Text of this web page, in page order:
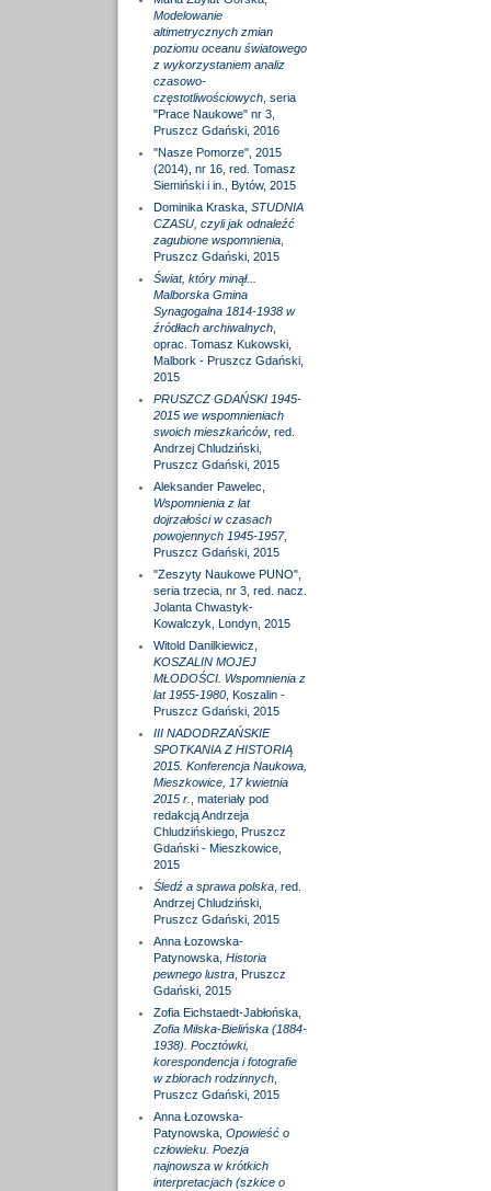
Modelowanie
altimetrycznych zmian
poziomu oceanu światowego
z wykorzystaniem analiz
czasowo-
częstotliwościowych, seria
"Prace Naukowe" nr 3,
Pruszcz Gdański, 2016
"Nasze Pomorze", 2015
(2014), nr 16, red. Tomasz
Siemiński i in., Bytów, 2015
Dominika Kraska, STUDNIA
CZASU, czyli jak odnaleźć
zagubione wspomnienia,
Pruszcz Gdański, 2015
Świat, który minął...
Malborska Gmina
Synagogalna 1814-1938 w
źródłach archiwalnych,
oprac. Tomasz Kukowski,
Malbork - Pruszcz Gdański,
2015
PRUSZCZ GDAŃSKI 1945-
2015 we wspomnieniach
swoich mieszkańców, red.
Andrzej Chludziński,
Pruszcz Gdański, 2015
Aleksander Pawelec,
Wspomnienia z lat
dojrzałości w czasach
powojennych 1945-1957,
Pruszcz Gdański, 2015
"Zeszyty Naukowe PUNO",
seria trzecia, nr 3, red. nacz.
Jolanta Chwastyk-
Kowalczyk, Londyn, 2015
Witold Danilkiewicz,
KOSZALIN MOJEJ
MŁODOŚCI. Wspomnienia z
lat 1955-1980, Koszalin -
Pruszcz Gdański, 2015
III NADODRZAŃSKIE
SPOTKANIA Z HISTORIĄ
2015. Konferencja Naukowa,
Mieszkowice, 17 kwietnia
2015 r.
, materiały pod
redakcją Andrzeja
Chludzińskiego, Pruszcz
Gdański - Mieszkowice,
2015
Śledź a sprawa polska, red.
Andrzej Chludziński,
Pruszcz Gdański, 2015
Anna Łozowska-
Patynowska, Historia
pewnego lustra, Pruszcz
Gdański, 2015
Zofia Eichstaedt-Jabłońska,
Zofia Milska-Bielińska (1884-
1938). Pocztówki,
korespondencja i fotografie
w zbiorach rodzinnych,
Pruszcz Gdański, 2015
Anna Łozowska-
Patynowska, Opowieść o
człowieku. Poezja
najnowsza w krótkich
interpretacjach (szkice o